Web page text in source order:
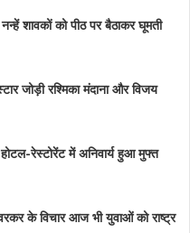
नन्हें शावकों को पीठ पर बैठाकर घूमती
जोड़ी रश्मिका मंदाना और विजय
रेस्टोरेंट में अनिवार्य हुआ मुफ्त
के विचार आज भी युवाओं को राष्ट्र